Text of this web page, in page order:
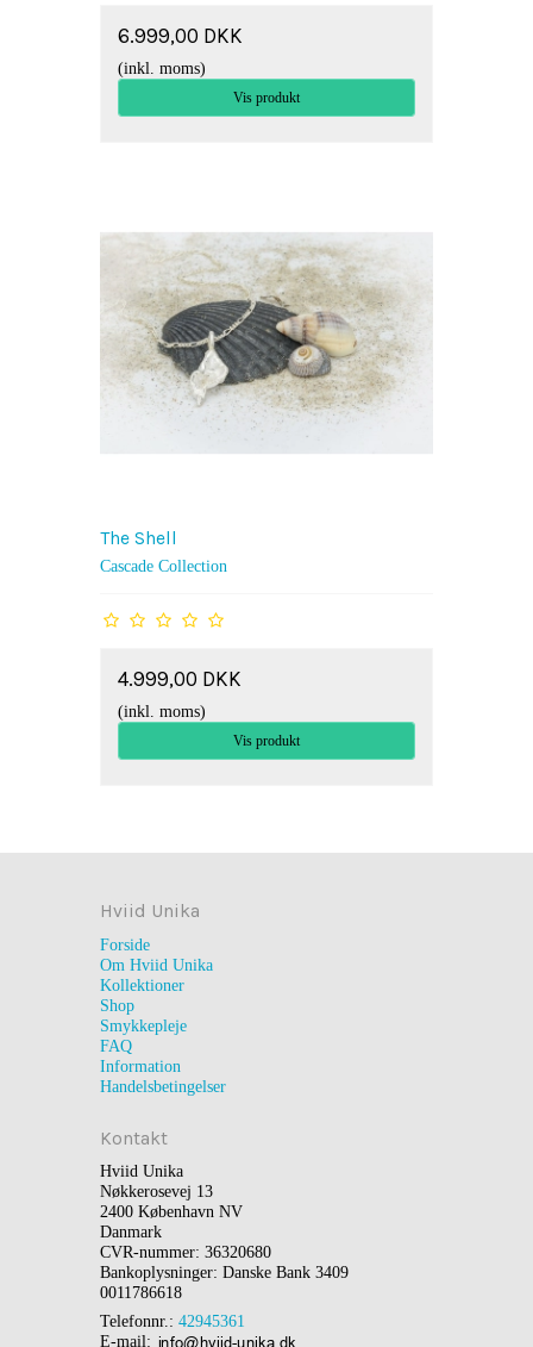
6.999,00 DKK
(inkl. moms)
Vis produkt
The Shell
Cascade Collection
4.999,00 DKK
(inkl. moms)
Vis produkt
Hviid Unika
Forside
Om Hviid Unika
Kollektioner
Shop
Smykkepleje
FAQ
Information
Handelsbetingelser
Kontakt
Hviid Unika
Nøkkerosevej 13
2400 København NV
Danmark
CVR-nummer: 36320680
Bankoplysninger: Danske Bank 3409
0011786618
Telefonnr.: 42945361
E-mail: